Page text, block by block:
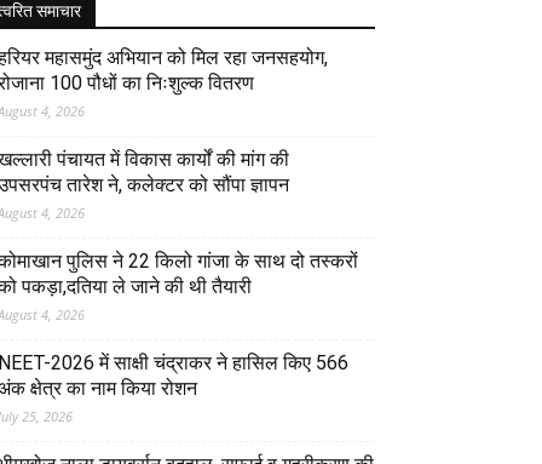
समाचार
महासमुंद अभियान को मिल रहा जनसहयोग,
100 पौधों का निःशुल्क वितरण
4, 2026
पंचायत में विकास कार्यों की मांग की
तारेश ने, कलेक्टर को सौंपा ज्ञापन
4, 2026
पुलिस ने 22 किलो गांजा के साथ दो तस्करों
पकड़ा,दतिया ले जाने की थी तैयारी
4, 2026
NEET-2026 में साक्षी चंद्राकर ने हासिल किए 566
क्षेत्र का नाम किया रोशन
25, 2026